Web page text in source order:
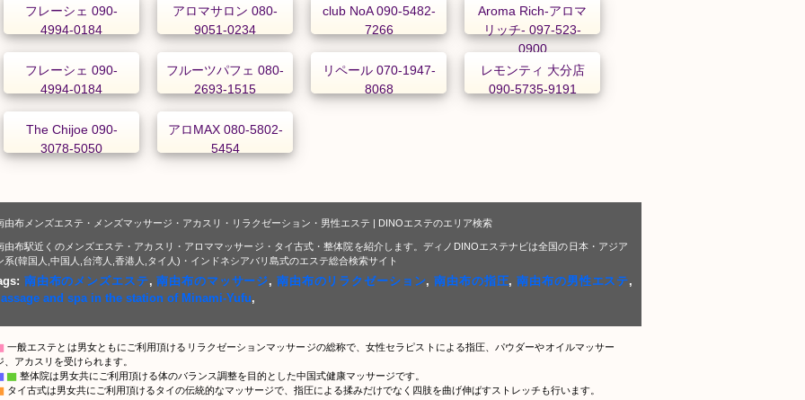
フレーシェ 090-
4994-0184
アロマサロン 080-
9051-0234
club NoA 090-5482-
7266
Aroma Rich-アロマ
リッチ- 097-523-
0900
フレーシェ 090-
4994-0184
フルーツパフェ 080-
2693-1515
リペール 070-1947-
8068
レモンティ 大分店
090-5735-9191
The Chijoe 090-
3078-5050
アロMAX 080-5802-
5454
由布メンズエステ・メンズマッサージ・アカスリ・リラクゼーション・男性エステ | DINOエステのエリア検索
由布駅近くのメンズエステ・アカスリ・アロママッサージ・タイ古式・整体院を紹介します。ディノDINOエステナビは全国の日本・アジア
系(韓国人,中国人,台湾人,香港人,タイ人)・インドネシアバリ島式のエステ総合検索サイト
南由布のメンズエステ,南由布のマッサージ,南由布のリラクゼーション,南由布の指圧,南由布の男性エステ,
and spa in the station of Minami-Yufu,
一般エステとは男女ともにご利用頂けるリラクゼーションマッサージの総称で、女性セラピストによる指圧、パウダーやオイルマッサー
、アカスリを受けられます。
▇ 整体院は男女共にご利用頂ける体のバランス調整を目的とした中国式健康マッサージです。
タイ古式は男女共にご利用頂けるタイの伝統的なマッサージで、指圧による揉みだけでなく四肢を曲げ伸ばすストレッチも行います。